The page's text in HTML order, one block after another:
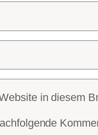
in diesem